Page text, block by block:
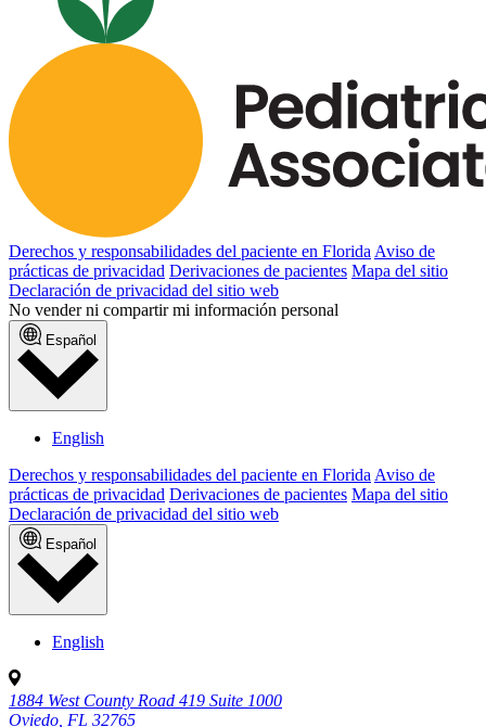
Derechos y responsabilidades del paciente en Florida Aviso de
prácticas de privacidad Derivaciones de pacientes Mapa del sitio
Declaración de privacidad del sitio web
No vender ni compartir mi información personal
Español
English
Derechos y responsabilidades del paciente en Florida Aviso de
prácticas de privacidad Derivaciones de pacientes Mapa del sitio
Declaración de privacidad del sitio web
Español
English
1884 West County Road 419 Suite 1000
Oviedo, FL 32765